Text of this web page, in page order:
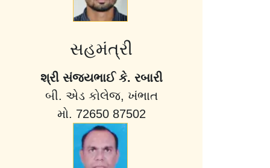
સહમંત્રી
શ્રી સંજયભાઈ કે. રબારી
બી. એડ કોલેજ, ખંભાત
મો. 72650 87502